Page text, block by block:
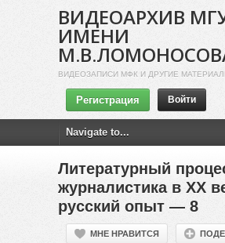
ВИДЕОАРХИВ
ИМЕНИ
ВИДЕОЗАПИСИ МФК И ДРУГИЕ
Регистрация Войти
Литературный
журналистика в ХХ
русский опыт — 8
МНЕ НРАВИТСЯ